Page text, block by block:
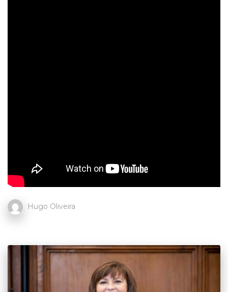
Hugo Oliveira